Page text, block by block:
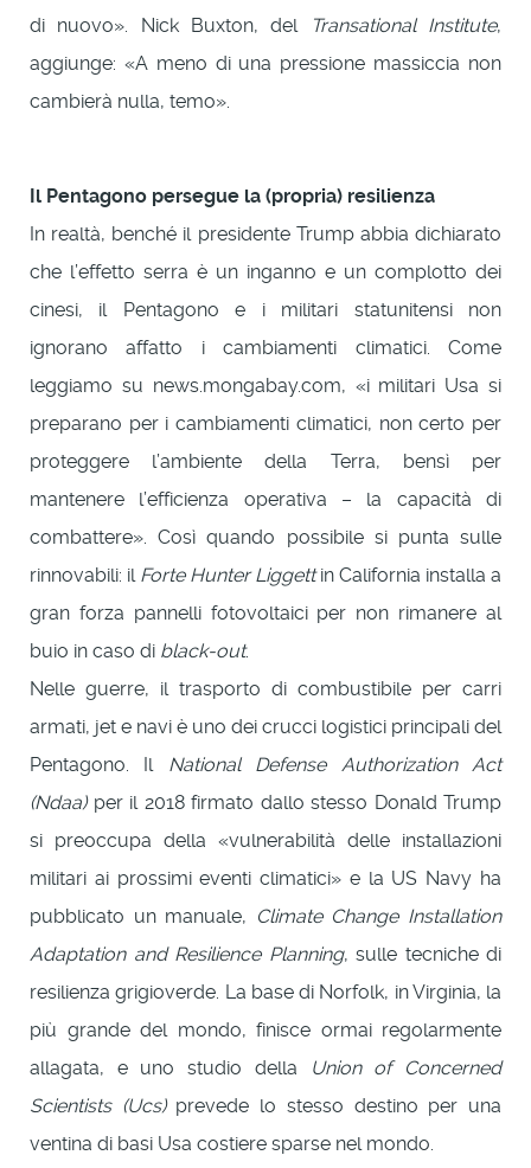
di nuovo». Nick Buxton, del
Transational Institute,
aggiunge: «A meno di una pressione massiccia non
cambierà nulla, temo».
Il Pentagono persegue la (propria) resilienza
In realtà, benché il presidente Trump abbia dichiarato
che l’effetto serra è un inganno e un complotto dei
cinesi, il Pentagono e i militari statunitensi non
ignorano affatto i cambiamenti climatici. Come
leggiamo su news.mongabay.com, «i militari Usa si
preparano per i cambiamenti climatici, non certo per
proteggere l’ambiente della Terra, bensì per
mantenere l’efficienza operativa – la capacità di
combattere». Così quando possibile si punta sulle
rinnovabili: il Forte Hunter Liggettin California installa a
gran forza pannelli fotovoltaici per non rimanere al
buio in caso di black-out.
Nelle guerre, il trasporto di combustibile per carri
armati, jet e navi è uno dei crucci logistici principali del
Pentagono. Il National Defense Authorization Act
(Ndaa)per il 2018 firmato dallo stesso Donald Trump
si preoccupa della «vulnerabilità delle installazioni
militari ai prossimi eventi climatici» e la US Navy ha
pubblicato un manuale, Climate Change Installation
Adaptation and Resilience Planning, sulle tecniche di
resilienza grigioverde. La base di Norfolk, in Virginia, la
più grande del mondo, finisce ormai regolarmente
allagata, e uno studio della
Union of Concerned
Scientists (Ucs)prevede lo stesso destino per una
ventina di basi Usa costiere sparse nel mondo.